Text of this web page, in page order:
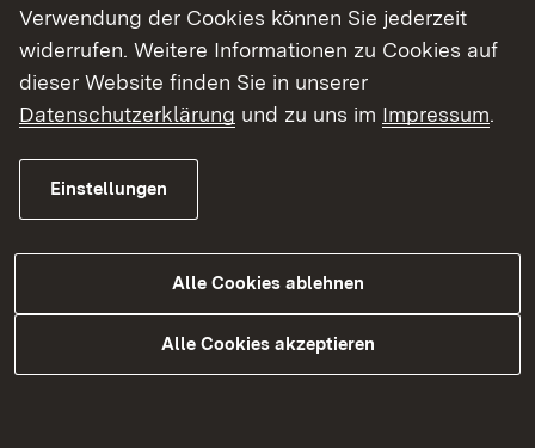
Verwendung der Cookies können Sie jederzeit
widerrufen. Weitere Informationen zu Cookies auf
dieser Website finden Sie in unserer
Datenschutzerklärung und zu uns im Impressum.
Einstellungen
Alle Cookies ablehnen
Alle Cookies akzeptieren